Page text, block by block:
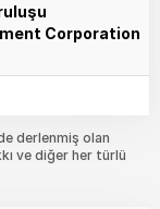
Corporation
derlenmiş olan
ve diğer her türlü